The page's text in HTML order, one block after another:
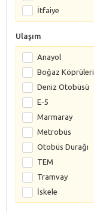
İtfaiye
Ulaşım
Anayol
Boğaz Köprüleri
Deniz Otobüsü
E-5
Marmaray
Metrobüs
Otobüs Durağı
TEM
Tramvay
İskele